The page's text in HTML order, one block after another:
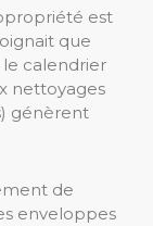
est
que
calendrier
nettoyages
génèrent
de
enveloppes